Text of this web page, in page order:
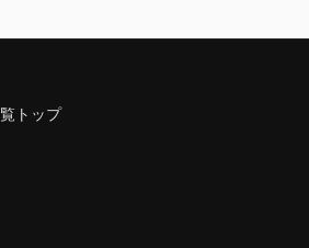
トップ